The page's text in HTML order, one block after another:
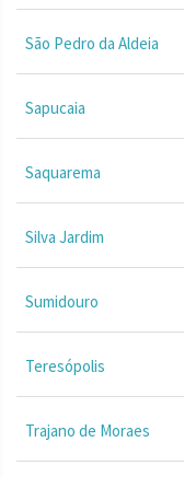
São Pedro da Aldeia
Sapucaia
Saquarema
Silva Jardim
Sumidouro
Teresópolis
Trajano de Moraes